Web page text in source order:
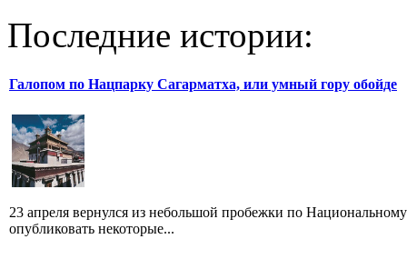
Последние истории:
Галопом по Нацпарку Сагарматха, или умный гору обойде
23 апреля вернулся из небольшой пробежки по
опубликовать некоторые...